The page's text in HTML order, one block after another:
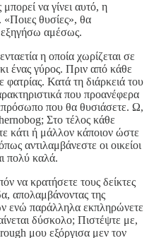
να γίνει αυτό, η
«Ποιες θυσίες», θα
εξηγήσω αμέσως.
η οποία χωρίζεται σε
ένας γύρος. Πριν από κάθε
Κατά τη διάρκειά του
που προανέφερα
που θα θυσιάσετε. Ω,
Στο τέλος κάθε
κάτι ή μάλλον κάποιον ώστε
αντιλαμβάνεστε οι οικείοι
πολύ καλά.
να κρατήσετε τους δείκτες
απολαμβάνοντας της
ενώ παράλληλα εκπληρώνετε
δύσκολο; Πιστέψτε με,
μου εξόργισα μεν τον